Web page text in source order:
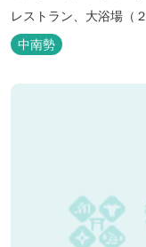
レストラン、大浴場（
中南勢